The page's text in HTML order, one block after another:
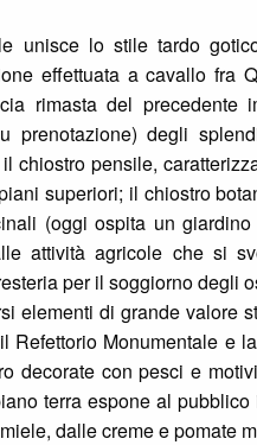
unisce lo stile tardo
effettuata a cavallo fra
rimasta del precedente
prenotazione) degli
chiostro pensile,
superiori; il chiostro
(oggi ospita un
attività agricole che si
per il soggiorno degli
elementi di grande valore
Refettorio Monumentale e
decorate con pesci e
terra espone al
dalle creme e pomate